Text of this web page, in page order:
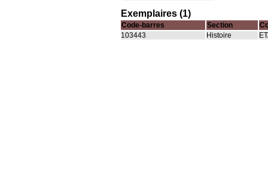
Exemplaires (1)
Code-barres Section
103443
Histoire